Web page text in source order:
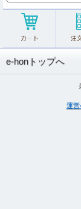
e-honトップへ
運営